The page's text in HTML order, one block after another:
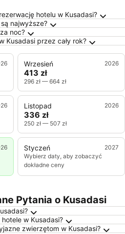
Pytania o Kusadasi
hotelu w Kusadasi?
najwyższe?
noc?
Kusadasi przez cały rok?
Wrzesień 2026
413 zł
296 zł — 664 zł
Listopad 2026
336 zł
250 zł — 507 zł
Styczeń
2027
Wybierz daty, aby zobaczyć
dokładne ceny
Pytania o Kusadasi
w Kusadasi?
zwierzętom w Kusadasi?